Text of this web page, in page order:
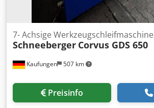
Kaufungen 507 km
7- Achsige Werkzeugschleifmaschine
Schneeberger Corvus GDS 650
Preisinfo